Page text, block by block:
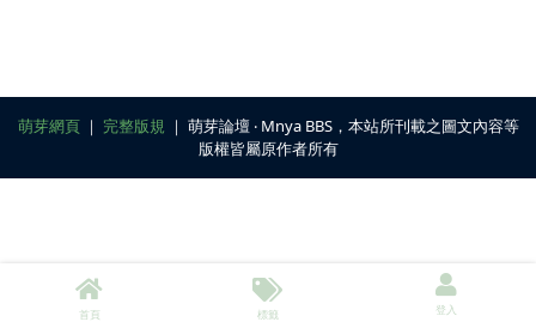
萌芽網頁｜ 完整版規 ｜ 萌芽論壇 ‧ Mnya BBS，本站所刊載之圖文內容等
版權皆屬原作者所有
首頁 標籤 登入